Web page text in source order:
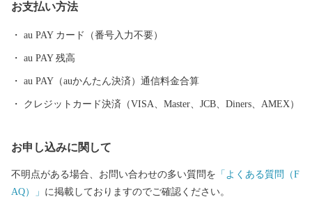
姿がそのまま残る石積み埠頭や水路、橋など貿易港としての役割
を終えた後もほぼ原型のまま残され、日本唯一の湾港史跡となっ
コポン®・不知火 ■ みかん ■ あか牛 ■ 黒毛和牛 ■ 白玉粉 ■
生姜 ■ メロン ■ トマト ■ イチゴ
お支払い方法
au PAY カード（番号入力不要）
au PAY 残高
au PAY（auかんたん決済）通信料金合算
クレジットカード決済（VISA、Master、JCB、Diners、AMEX）
お申し込みに関して
不明点がある場合、お問い合わせの多い質問を 「よくある質問（F
AQ）」 に掲載しておりますのでご確認ください。